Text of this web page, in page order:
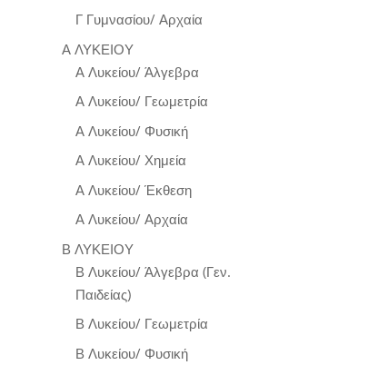
Γ Γυμνασίου/ Αρχαία
Α ΛΥΚΕΙΟΥ
Α Λυκείου/ Άλγεβρα
Α Λυκείου/ Γεωμετρία
Α Λυκείου/ Φυσική
Α Λυκείου/ Χημεία
Α Λυκείου/ Έκθεση
Α Λυκείου/ Αρχαία
Β ΛΥΚΕΙΟΥ
Β Λυκείου/ Άλγεβρα (Γεν.
Παιδείας)
Β Λυκείου/ Γεωμετρία
Β Λυκείου/ Φυσική